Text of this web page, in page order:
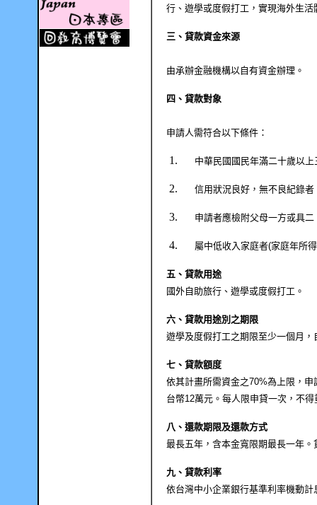
行、遊學或度假打工，實現海外生活
三、貸款資金來源
由承辦金融機構以自有資金辦理。
四、貸款對象
申請人需符合以下條件：
中華民國國民年滿二十歲以
信用狀況良好，無不良紀錄者
申請者應檢附父母一方或具
屬中低收入家庭者(家庭年所
五、貸款用途
國外自助旅行、遊學或度假打工。
六、貸款用途別之期限
遊學及度假打工之期限至少一個月
七、貸款額度
依其計畫所需資金之70%為上限，申
台幣12萬元。每人限申貸一次，不
八、還款期限及還款方式
最長五年，含本金寬限期最長一年
九、貸款利率
依台灣中小企業銀行基準利率機動計